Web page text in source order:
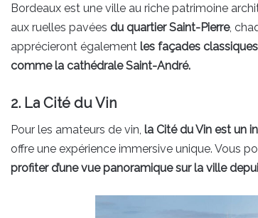
Bordeaux est une ville au riche patrimoine
aux ruelles pavées du quartier Saint-Pierre,
apprécieront également les façades
comme la cathédrale Saint-André.
2. La Cité du Vin
Pour les amateurs de vin, la Cité du Vin est un
offre une expérience immersive unique. Vous
profiter d’une vue panoramique sur la ville